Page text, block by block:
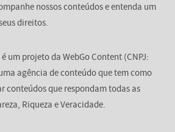
nossos conteúdos e entenda um
direitos.
é um projeto da WebGo Content (CNPJ:
agência de conteúdo que tem como
conteúdos que respondam todas as
Riqueza e Veracidade.